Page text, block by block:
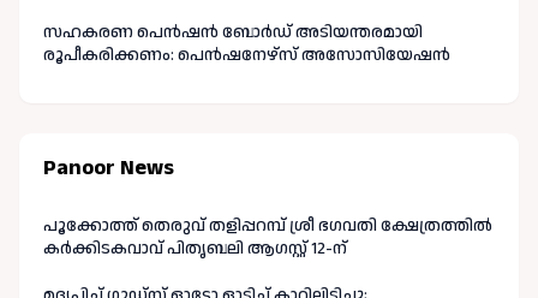
സഹകരണ പെൻഷൻ ബോർഡ് അടിയന്തരമായി
രൂപീകരിക്കണം: പെൻഷനേഴ്സ് അസോസിയേഷൻ
Panoor News
പൂക്കോത്ത് തെരുവ് തളിപ്പറമ്പ് ശ്രീ ഭഗവതി ക്ഷേത്രത്തിൽ
കർക്കിടകവാവ് പിതൃബലി ആഗസ്റ്റ് 12-ന്